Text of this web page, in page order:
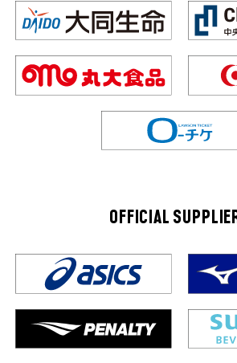
OFFICIAL